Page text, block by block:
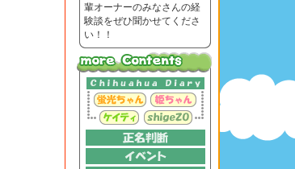
輩オーナーのみなさんの経
験談をぜひ聞かせてくださ
い！！